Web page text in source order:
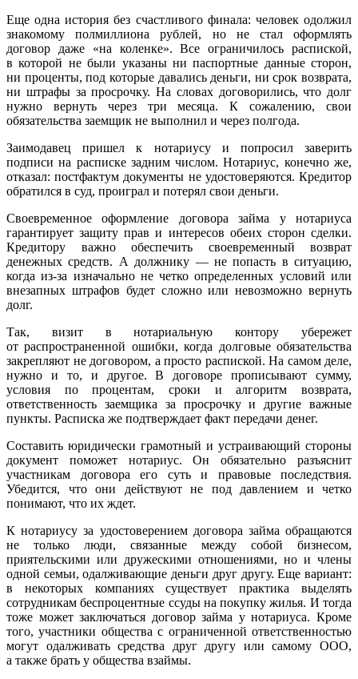
Еще одна история без счастливого финала: человек одолжил
знакомому полмиллиона рублей, но не стал оформлять
договор даже «на коленке». Все ограничилось распиской,
в которой не были указаны ни паспортные данные сторон,
ни проценты, под которые давались деньги, ни срок возврата,
ни штрафы за просрочку. На словах договорились, что долг
нужно вернуть через три месяца. К сожалению, свои
обязательства заемщик не выполнил и через полгода.
Заимодавец пришел к нотариусу и попросил заверить
подписи на расписке задним числом. Нотариус, конечно же,
отказал: постфактум документы не удостоверяются. Кредитор
обратился в суд, проиграл и потерял свои деньги.
Своевременное оформление договора займа у нотариуса
гарантирует защиту прав и интересов обеих сторон сделки.
Кредитору важно обеспечить своевременный возврат
денежных средств. А должнику — не попасть в ситуацию,
когда из-за изначально не четко определенных условий или
внезапных штрафов будет сложно или невозможно вернуть
долг.
Так, визит в нотариальную контору убережет
от распространенной ошибки, когда долговые обязательства
закрепляют не договором, а просто распиской. На самом деле,
нужно и то, и другое. В договоре прописывают сумму,
условия по процентам, сроки и алгоритм возврата,
ответственность заемщика за просрочку и другие важные
пункты. Расписка же подтверждает факт передачи денег.
Составить юридически грамотный и устраивающий стороны
документ поможет нотариус. Он обязательно разъяснит
участникам договора его суть и правовые последствия.
Убедится, что они действуют не под давлением и четко
понимают, что их ждет.
К нотариусу за удостоверением договора займа обращаются
не только люди, связанные между собой бизнесом,
приятельскими или дружескими отношениями, но и члены
одной семьи, одалживающие деньги друг другу. Еще вариант:
в некоторых компаниях существует практика выделять
сотрудникам беспроцентные ссуды на покупку жилья. И тогда
тоже может заключаться договор займа у нотариуса. Кроме
того, участники общества с ограниченной ответственностью
могут одалживать средства друг другу или самому ООО,
а также брать у общества взаймы.